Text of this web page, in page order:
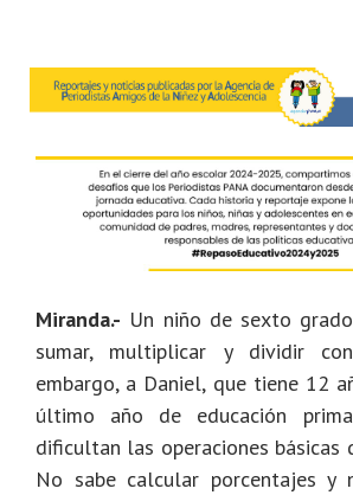
Miranda.- Un niño de sexto
sumar, multiplicar y dividir
embargo, a Daniel, que tiene 12
último año de educación
dificultan las operaciones básicas
No sabe calcular porcentajes y